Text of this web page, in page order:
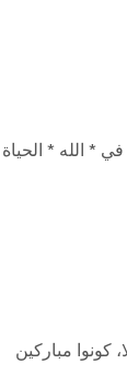
* الله * الحياة
كونوا مباركين